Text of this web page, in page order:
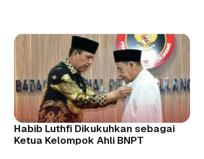
Habib Luthfi Dikukuhkan sebagai
Ketua Kelompok Ahli BNPT